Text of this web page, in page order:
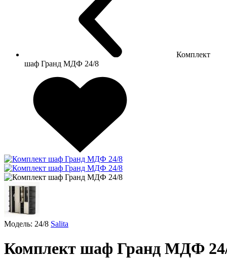
Комплект
шаф Гранд МДФ 24/8
Модель: 24/8 Salita
Комплект шаф Гранд МДФ